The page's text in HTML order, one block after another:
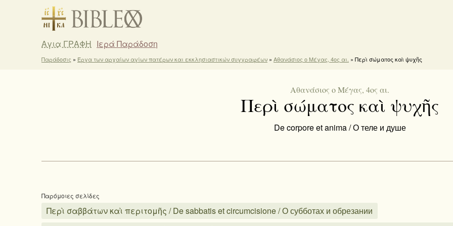
Αγια ΓΡΑΦΗ Ιερά Παράδοση
Παράδοσις » Έργα των αρχαίων αγίων πατέρων και εκκλησιαστικών συγγραφέων » Αθανάσιος ο Μέγας, 4ος αι. » Περὶ σώματος καὶ ψυχῆς
Αθανάσιος ο Μέγας, 4ος αι.
Περὶ σώματος καὶ ψυχῆς
De corpore et anima / О теле и душе
Παρόμοιες σελίδες
Περὶ σαββάτων καὶ περιτομῆς / De sabbatis et circumcisione / О субботах и обрезании